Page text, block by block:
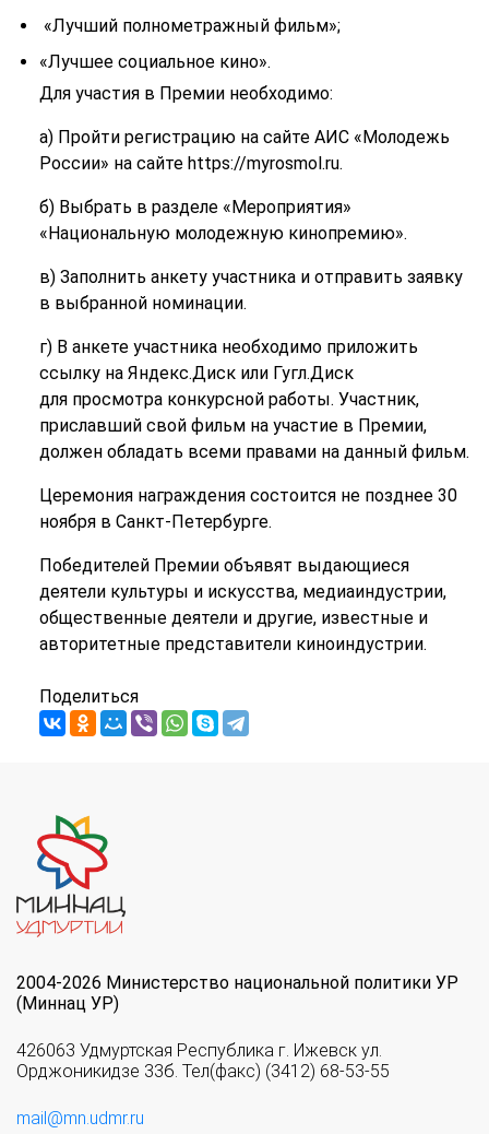
«Лучший полнометражный фильм»;
«Лучшее социальное кино».
Для участия в Премии необходимо:
а) Пройти регистрацию на сайте АИС «Молодежь
России» на сайте https://myrosmol.ru.
б) Выбрать в разделе «Мероприятия»
«Национальную молодежную кинопремию».
в) Заполнить анкету участника и отправить заявку
в выбранной номинации.
г) В анкете участника необходимо приложить
ссылку на Яндекс.Диск или Гугл.Диск
для просмотра конкурсной работы. Участник,
приславший свой фильм на участие в Премии,
должен обладать всеми правами на данный фильм.
Церемония награждения состоится не позднее 30
ноября в Санкт-Петербурге.
Победителей Премии объявят выдающиеся
деятели культуры и искусства, медиаиндустрии,
общественные деятели и другие, известные и
авторитетные представители киноиндустрии.
Поделиться
2004-2026 Министерство национальной политики УР
(Миннац УР)
426063 Удмуртская Республика г. Ижевск ул.
Орджоникидзе 33б. Тел(факс) (3412) 68-53-55
mail@mn.udmr.ru